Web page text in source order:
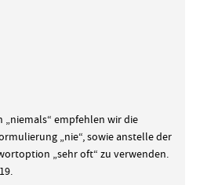
empfehlen wir die
„nie“, sowie anstelle der
„sehr oft“ zu verwenden.